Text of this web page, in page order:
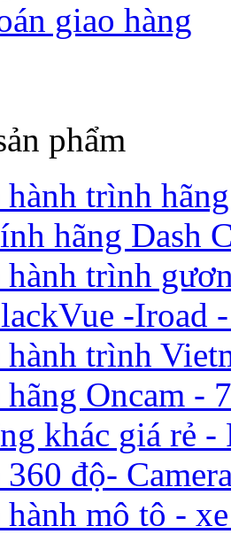
giao hàng
phẩm
trình
hãng Dash
trình
-Iroad
trình
Oncam -
khác giá rẻ -
độ-
mô tô -